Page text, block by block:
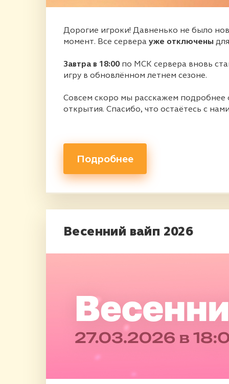
Дорогие игроки! Давненько не было
момент. Все серверауже отключены
Завтра в 18:00 по МСК сервера вновь
игру в обновлённом летнем сезоне.
Совсем скоро мы расскажем подробнее
открытия. Спасибо, что остаётесь с
Подробнее
Весенний вайп 2026